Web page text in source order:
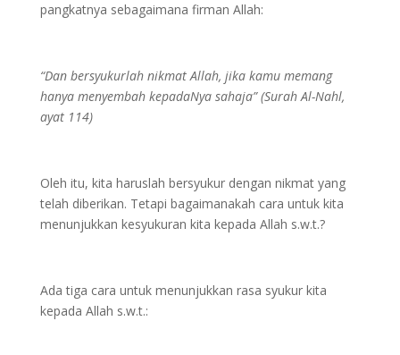
pangkatnya sebagaimana firman Allah:
“Dan bersyukurlah nikmat Allah, jika kamu memang
hanya menyembah kepadaNya sahaja” (Surah Al-Nahl,
ayat 114)
Oleh itu, kita haruslah bersyukur dengan nikmat yang
telah diberikan. Tetapi bagaimanakah cara untuk kita
menunjukkan kesyukuran kita kepada Allah s.w.t.?
Ada tiga cara untuk menunjukkan rasa syukur kita
kepada Allah s.w.t.: